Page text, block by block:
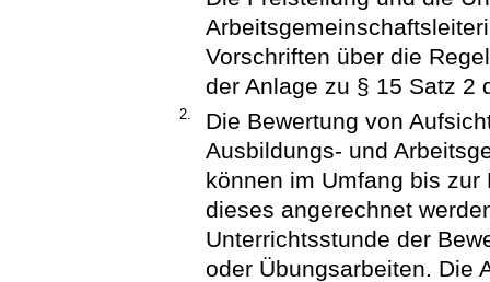
Vorschriften über die
der Anlage zu § 15 Satz 2
2.
Die Bewertung von
Ausbildungs- und
können im Umfang bis
dieses angerechnet
Unterrichtsstunde der
oder Übungsarbeiten. Die